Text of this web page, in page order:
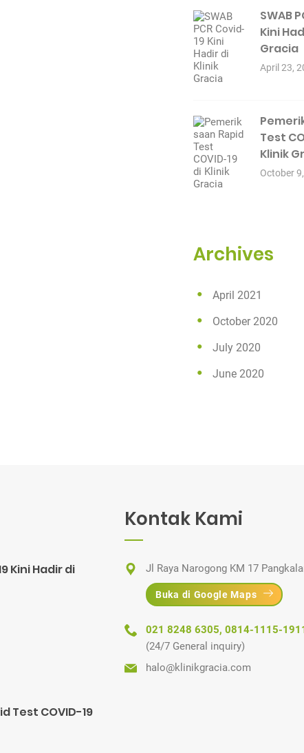
SWAB
Kini
Gracia
April 23,
Test
Klinik
October
Archives
April 2021
October 2020
July 2020
June 2020
Kini Hadir di
Test COVID-19
Kontak Kami
Jl Raya Narogong KM 17
Buka di Google Maps
021 8248 6305, 0814-1115-
(24/7 General inquiry)
halo@klinikgracia.com